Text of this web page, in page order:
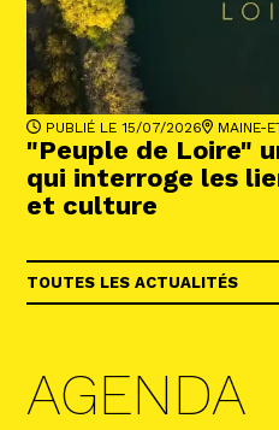
PUBLIÉ LE 15/07/2026 MAINE-
"Peuple de Loire"
qui interroge les
et culture
TOUTES LES ACTUALITÉS
AGENDA